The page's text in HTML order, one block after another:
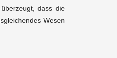
dass die
Wesen